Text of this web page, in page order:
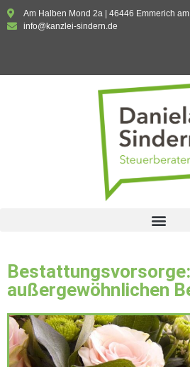
Am Halben Mond 2a | 46446 Emmerich
info@kanzlei-sindern.de
außergewöhnlichen